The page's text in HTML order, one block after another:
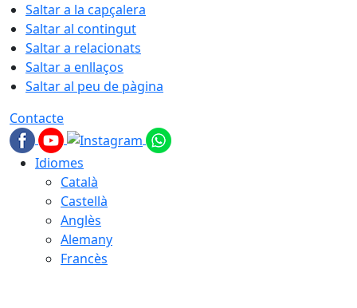
Saltar a la capçalera
Saltar al contingut
Saltar a relacionats
Saltar a enllaços
Saltar al peu de pàgina
Contacte
Idiomes
Català
Castellà
Anglès
Alemany
Francès